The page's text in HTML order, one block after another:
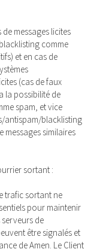
messages licites
comme
et en cas de
(cas de faux
la possibilité de
spam, et vice
antispam/blacklisting
messages similaires
sortant :
trafic sortant ne
pour maintenir
de
être signalés et
de Amen. Le Client